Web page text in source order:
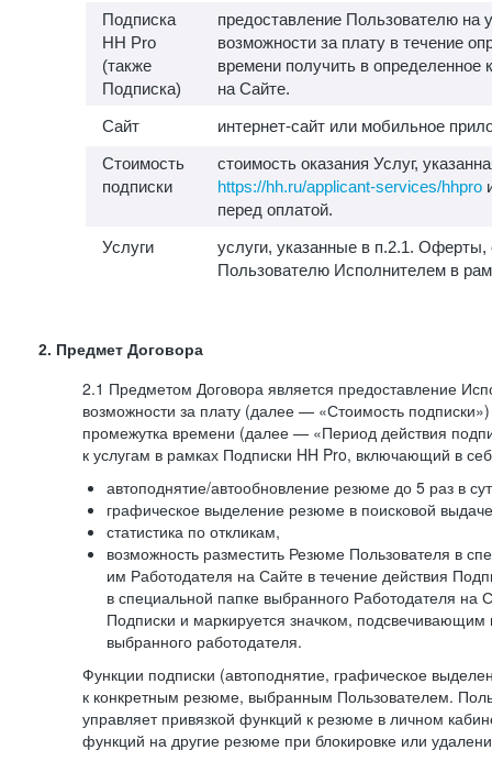
Подписка
HH Pro
(также
Подписка)
предоставление Пользователю на
возможности за плату в течение
времени получить в определенное
на Сайте.
Сайт
интернет-сайт или мобильное
Стоимость
подписки
стоимость оказания Услуг,
https://hh.ru/applicant-services/hhpro
перед оплатой.
Услуги
услуги, указанные в п.2.1.
Пользователю Исполнителем в
2. Предмет Договора
2.1 Предметом Договора является предоставление
возможности за плату (далее — «Стоимость
промежутка времени (далее — «Период действия
к услугам в рамках Подписки HH Pro, включающий в
автоподнятие/автообновление резюме до 5 раз в
графическое выделение резюме в поисковой
статистика по откликам,
возможность разместить Резюме Пользователя в
им Работодателя на Сайте в течение действия
в специальной папке выбранного Работодателя на
Подписки и маркируется значком,
выбранного работодателя.
Функции подписки (автоподнятие, графическое
к конкретным резюме, выбранным Пользователем.
управляет привязкой функций к резюме в личном
функций на другие резюме при блокировке или